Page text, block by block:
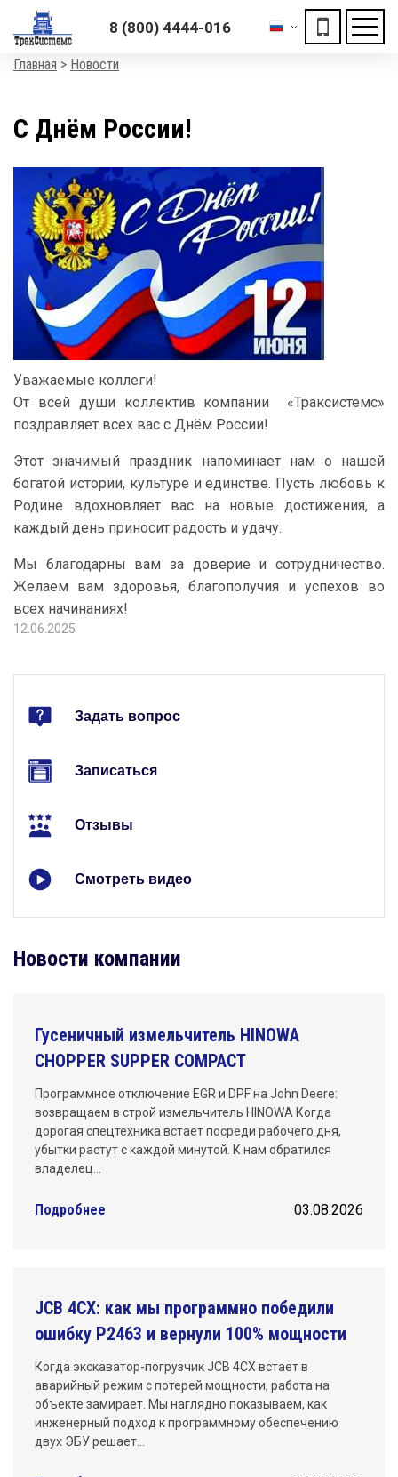
8 (800) 4444-016
Строка
Главная Новости
С Днём России!
Уважаемые коллеги!
От всей души коллектив компании «Траксистемс»
поздравляет всех вас с Днём России!
Этот значимый праздник напоминает нам о нашей
богатой истории, культуре и единстве. Пусть любовь к
Родине вдохновляет вас на новые достижения, а
каждый день приносит радость и удачу.
Мы благодарны вам за доверие и сотрудничество.
Желаем вам здоровья, благополучия и успехов во
всех начинаниях!
12.06.2025
Задать вопрос
Записаться
Отзывы
Смотреть видео
Новости компании
Гусеничный измельчитель HINOWA
CHOPPER SUPPER COMPACT
Программное отключение EGR и DPF на John Deere:
возвращаем в строй измельчитель HINOWA Когда
дорогая спецтехника встает посреди рабочего дня,
убытки растут с каждой минутой. К нам обратился
владелец…
Подробнее 03.08.2026
JCB 4CX: как мы программно победили
ошибку P2463 и вернули 100% мощности
Когда экскаватор-погрузчик JCB 4CX встает в
аварийный режим с потерей мощности, работа на
объекте замирает. Мы наглядно показываем, как
инженерный подход к программному обеспечению
двух ЭБУ решает…
«Получи скидку на отключение автомобиля»